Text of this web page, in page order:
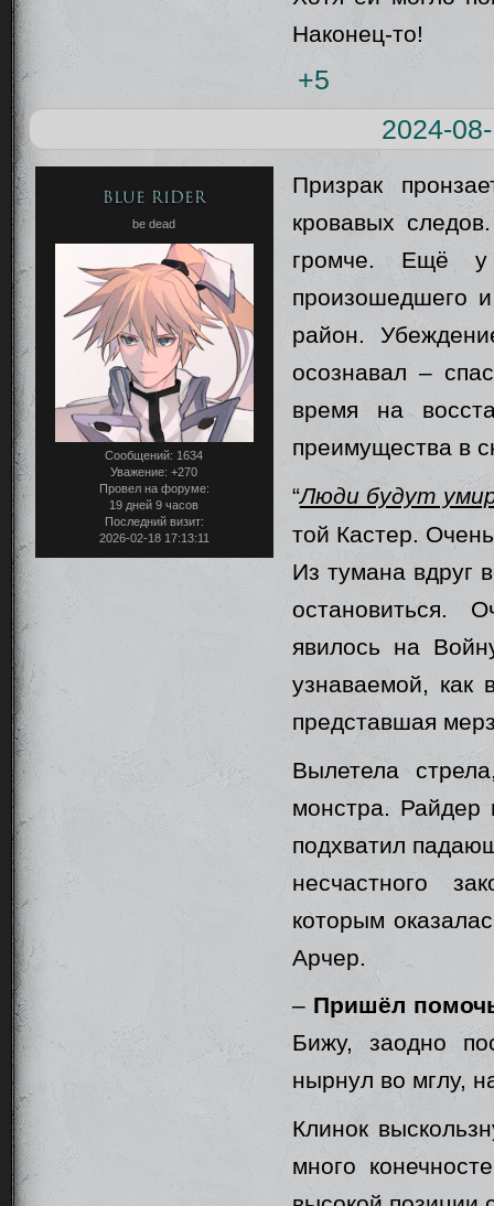
Наконец-то!
+5
2024-
Blue Rider
be dead
Сообщений: 1634
Уважение: +270
Провел на форуме:
19 дней 9 часов
Последний визит:
2026-02-18 17:13:11
Призрак
кровавых
громче. Ещё у
произошедшего
район.
осознавал –
время на
преимущества в
“Люди будут
той Кастер.
Из тумана вдруг
остановиться.
явилось на
узнаваемой, как
представшая
Вылетела
монстра. Райдер
подхватил
несчастного
которым
Арчер.
– Пришёл
Бижу, заодно
нырнул во мглу,
Клинок
много